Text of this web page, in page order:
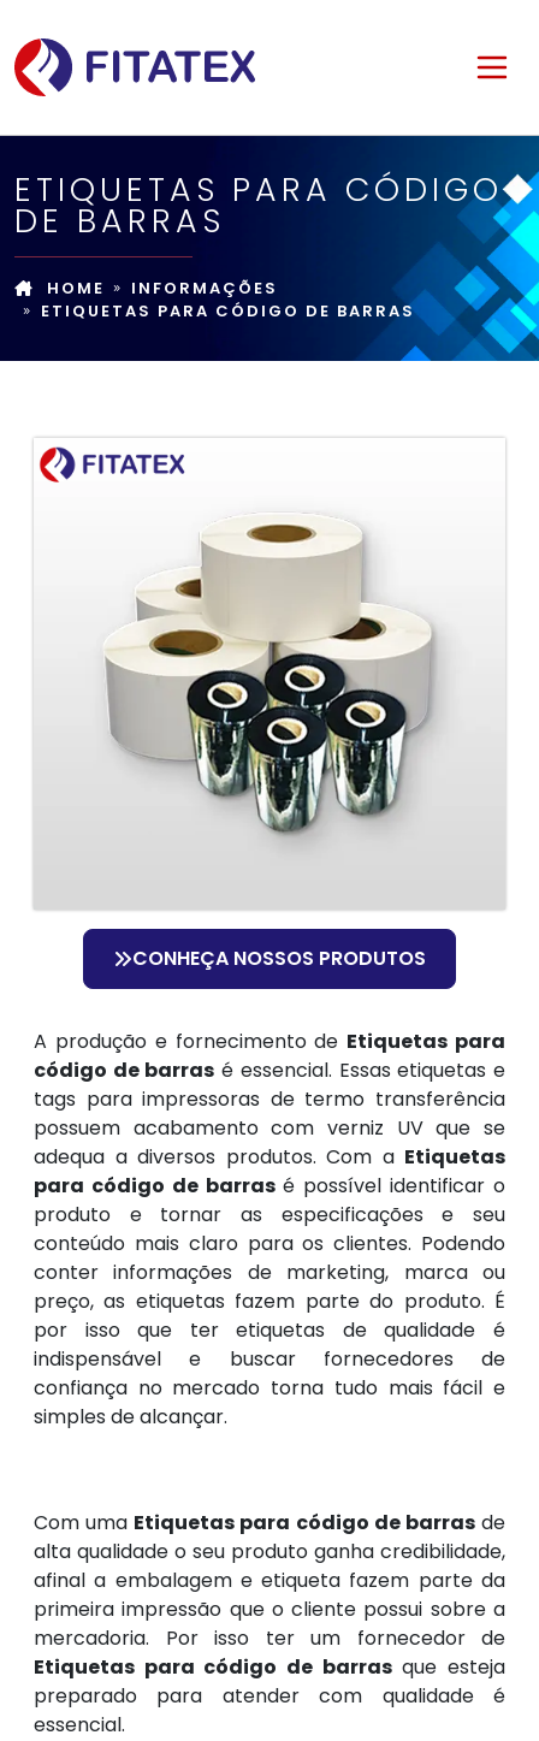
ETIQUETAS PARA CÓDIGO
DE BARRAS
HOME
INFORMAÇÕES
ETIQUETAS PARA CÓDIGO DE BARRAS
A produção e fornecimento de Etiquetas para
código de barras é essencial. Essas etiquetas e
tags para impressoras de termo transferência
possuem acabamento com verniz UV que se
adequa a diversos produtos. Com a Etiquetas
para código de barrasé possível identificar o
produto e tornar as especificações e seu
conteúdo mais claro para os clientes. Podendo
conter informações de marketing, marca ou
preço, as etiquetas fazem parte do produto. É
por isso que ter etiquetas de qualidade é
indispensável e buscar fornecedores de
confiança no mercado torna tudo mais fácil e
simples de alcançar.
CONHEÇA NOSSOS PRODUTOS
Com uma Etiquetas para código de barrasde
alta qualidade o seu produto ganha credibilidade,
afinal a embalagem e etiqueta fazem parte da
primeira impressão que o cliente possui sobre a
mercadoria. Por isso ter um fornecedor de
Etiquetas para código de barrasque esteja
preparado para atender com qualidade é
essencial.